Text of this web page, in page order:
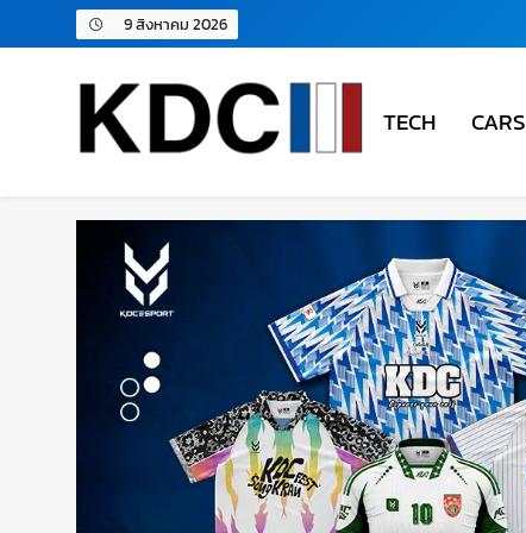
9 สิงหาคม 2026
TECH CARS